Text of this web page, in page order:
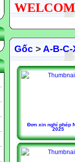
Gốc > A-B-C-
Đơn xin nghỉ phép
2025